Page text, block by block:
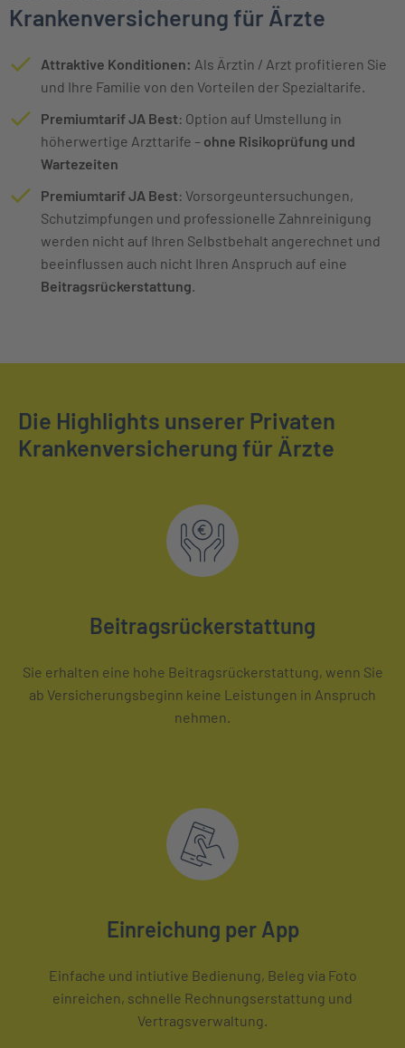
Krankenversicherung für Ärzte
Attraktive Konditionen: Als Ärztin / Arzt profitieren Sie
und Ihre Familie von den Vorteilen der Spezialtarife.
Premiumtarif JA Best: Option auf Umstellung in
höherwertige Arzttarife – ohne Risikoprüfung und
Wartezeiten
Premiumtarif JA Best: Vorsorgeuntersuchungen,
Schutzimpfungen und professionelle Zahnreinigung
werden nicht auf Ihren Selbstbehalt angerechnet und
beeinflussen auch nicht Ihren Anspruch auf eine
Beitragsrückerstattung.
Die Highlights unserer Privaten
Krankenversicherung für Ärzte
Beitragsrückerstattung
Sie erhalten eine hohe Beitragsrückerstattung, wenn Sie
ab Versicherungsbeginn keine Leistungen in Anspruch
nehmen.
Einreichung per App
Einfache und intiutive Bedienung, Beleg via Foto
einreichen, schnelle Rechnungserstattung und
Vertragsverwaltung.